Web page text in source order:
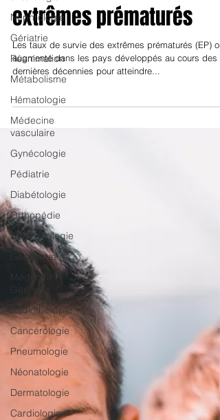
Néphrologie
Gériatrie
Réanimation
Métabolisme
Hématologie
Médecine
vasculaire
Gynécologie
Pédiatrie
Diabétologie
Orthopédie
Epidémiologie
Génétique
Médecine
Radiothérapie
Cancérologie
Pneumologie
Néonatologie
Dermatologie
Cardiologie
Placenta prédictif chez les
extrêmes prématurés
Les taux de survie des extrêmes prématurés (EP)
dernières décennies pour atteindre...